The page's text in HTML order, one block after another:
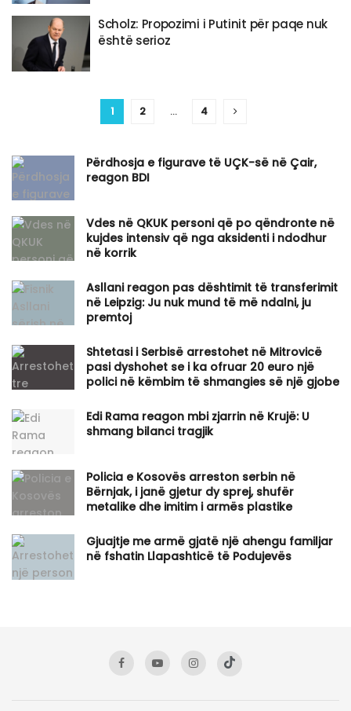
Scholz: Propozimi i Putinit për paqe nuk
është serioz
1 2 … 4
Përdhosja e figurave të UÇK-së në Çair,
reagon BDI
Vdes në QKUK personi që po qëndronte në
kujdes intensiv që nga aksidenti i ndodhur
në korrik
Asllani reagon pas dështimit të transferimit
në Leipzig: Ju nuk mund të më ndalni, ju
premtoj
Shtetasi i Serbisë arrestohet në Mitrovicë
pasi dyshohet se i ka ofruar 20 euro një
polici në këmbim të shmangies së një gjobe
Edi Rama reagon mbi zjarrin në Krujë: U
shmang bilanci tragjik
Policia e Kosovës arreston serbin në
Bërnjak, i janë gjetur dy sprej, shufër
metalike dhe imitim i armës plastike
Gjuajtje me armë gjatë një ahengu familjar
në fshatin Llapashticë të Podujevës